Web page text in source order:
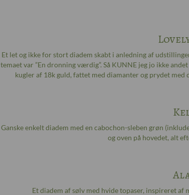
Et let og ikke for stort diadem skabt i anledning af
temaet var ”En dronning værdig”. Så KUNNE jeg jo ikke
kugler af 18k guld, fattet med diamanter og prydet
Ganske enkelt diadem med en cabochon-sleben grøn
og oven på hovedet, alt
Et diadem af sølv med hvide topaser, inspireret af